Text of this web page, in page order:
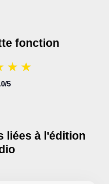
fonction
★ ★
★ ★
/5
liées à l'édition